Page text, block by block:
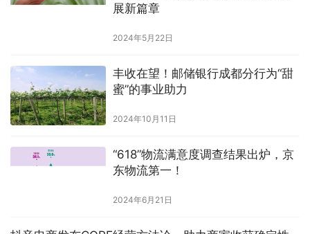
展新篇章
2024年5月22日
丰收在望！邮储银行成都分行为“甜
蜜”的事业助力
2024年10月11日
“618”物流满意度调查结果出炉，京
东物流第一！
2024年6月21日